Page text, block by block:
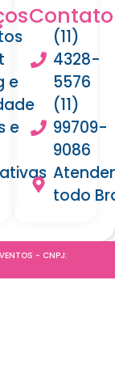
e
e
Contato
(11)
4328-
5576
(11)
99709-
9086
todo
- CNPJ: